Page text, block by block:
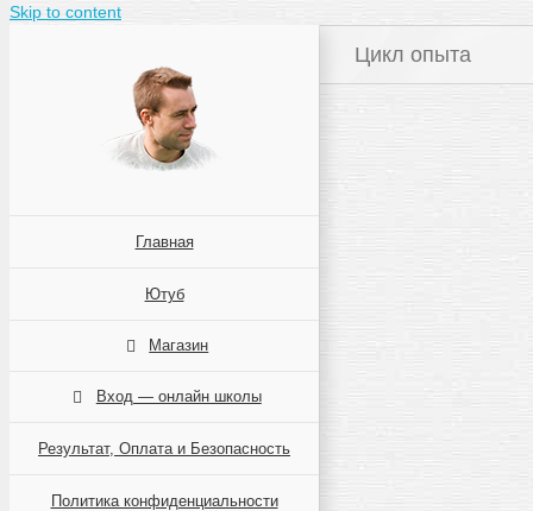
Skip to content
Главная
Ютуб
Магазин
Вход — онлайн школы
Результат, Оплата и Безопасность
Политика конфиденциальности
Цикл опыта